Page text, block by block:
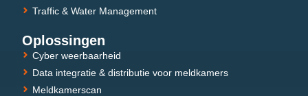
Traffic & Water Management
Oplossingen
Cyber weerbaarheid
Data integratie & distributie voor meldkamers
Meldkamerscan